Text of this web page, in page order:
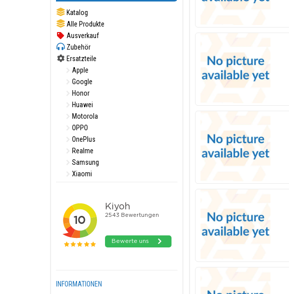
Katalog
Alle Produkte
Ausverkauf
Zubehör
Ersatzteile
Apple
Google
Honor
Huawei
Motorola
OPPO
OnePlus
Realme
Samsung
Xiaomi
INFORMATIONEN